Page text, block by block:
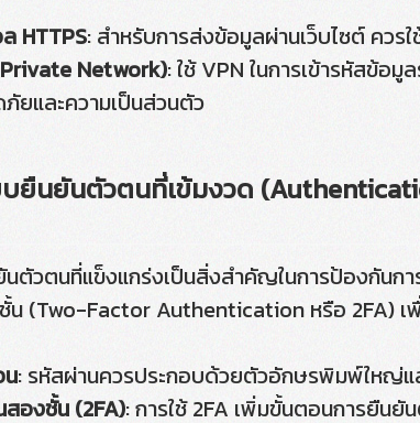
HTTPS: สำหรับการส่งข้อมูลผ่านเว็บไซต์ ควร
Network): ใช้ VPN ในการเข้ารหัสข้อ
ยและความเป็นส่วนตัว
บยืนยันตัวตนที่เข้มงวด
นตัวตนที่แข็งแกร่งเป็นสิ่งสำคัญในการป้องกัน
(Two-Factor Authentication หรือ 2FA) เ
: รหัสผ่านควรประกอบด้วยตัวอักษรพิมพ์ใหญ่
องชั้น (2FA): การใช้ 2FA เพิ่มขั้นตอนการยืนยั